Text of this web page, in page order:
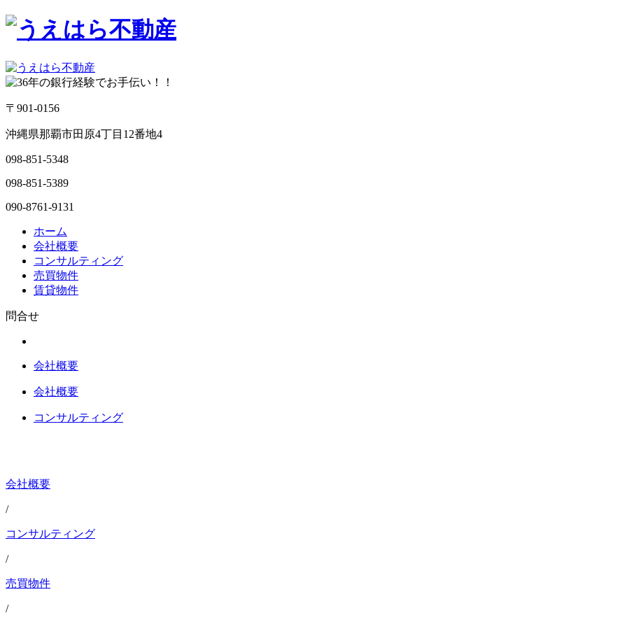
〒901-0156
沖縄県那覇市田原4丁目12番地4
098-851-5348
098-851-5389
090-8761-9131
ホーム
会社概要
コンサルティング
売買物件
賃貸物件
問合せ
会社概要
会社概要
コンサルティング
会社概要
/
コンサルティング
/
売買物件
/